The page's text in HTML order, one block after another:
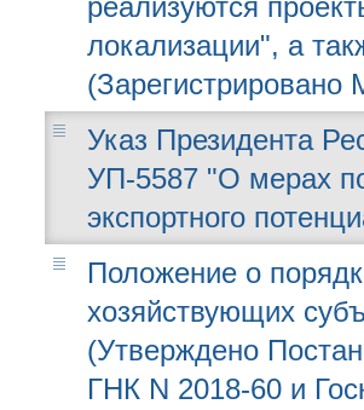
реализуются
локализации", а
Указ Президента
УП-5587 "О мерах
экспортного
Положение о
хозяйствующих
(Утверждено
ГНК N 2018-60 и